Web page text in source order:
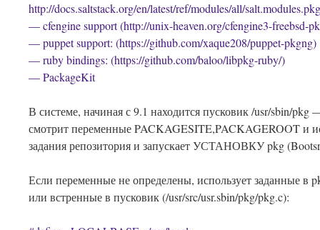
http://docs.saltstack.org/en/latest/ref/modules/all/
— cfengine support (http://unix-heaven.org/cfengine3-freebsd-
— puppet support: (https://github.com/xaque208/puppet-pkgng)
— ruby bindings: (https://github.com/baloo/libpkg-ruby/)
— PackageKit
В системе, начиная с 9.1 находится пусковик /usr/sbin/pkg
смотрит переменные PACKAGESITE,PACKAGEROOT и
задания репозитория и запускает УСТАНОВКУ pkg
Если переменные не определены, использует заданные в
или встренные в пусковик (/usr/src/usr.sbin/pkg/pkg.c):